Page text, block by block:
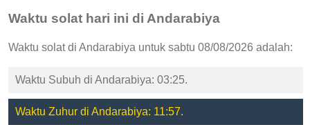
Waktu solat hari ini di Andarabiya
Waktu solat di Andarabiya untuk sabtu 08/08/2026 adalah:
Waktu Subuh di Andarabiya: 03:25.
Waktu Zuhur di Andarabiya: 11:57.